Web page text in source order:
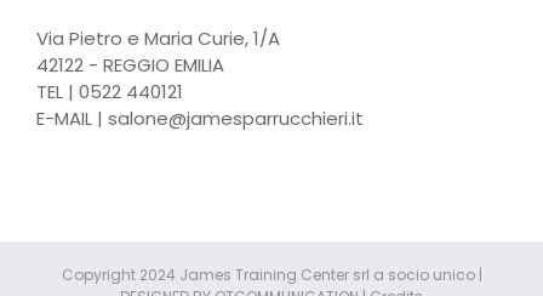
Via Pietro e Maria Curie, 1/A
42122 - REGGIO EMILIA
TEL | 0522 440121
E-MAIL | salone@jamesparrucchieri.it
Copyright 2024 James Training Center srl a socio unico |